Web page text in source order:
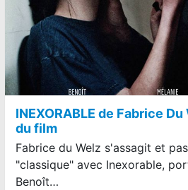
INEXORABLE de Fabrice
du film
Fabrice du Welz s'assagit et
"classique" avec Inexorable,
Benoît…